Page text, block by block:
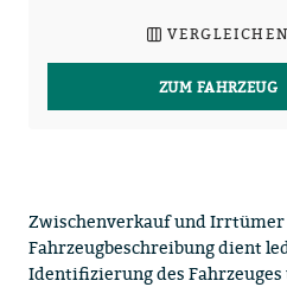
VERGLEICHEN
ZUM FAHRZEUG
Zwischenverkauf und Irrtümer
Fahrzeugbeschreibung dient
Identifizierung des